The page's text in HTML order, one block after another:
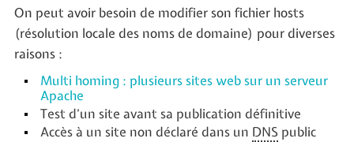
On peut avoir besoin de modifier son fichier hosts
(résolution locale des noms de domaine) pour diverses
raisons :
Multi homing : plusieurs sites web sur un serveur
Apache
Test d’un site avant sa publication définitive
Accès à un site non déclaré dans un DNS public